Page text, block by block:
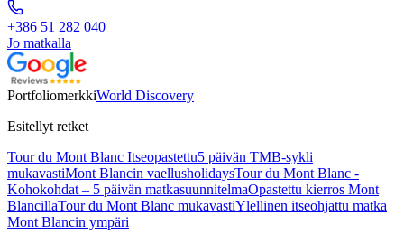
+386 51 282 040
Jo matkalla
PortfoliomerkkiWorld Discovery
Esitellyt retket
Tour du Mont Blanc Itseopastettu5 päivän TMB-sykli
mukavastiMont Blancin vaellusholidaysTour du Mont Blanc -
Kohokohdat – 5 päivän matkasuunnitelmaOpastettu kierros Mont
BlancillaTour du Mont Blanc mukavastiYlellinen itseohjattu matka
Mont Blancin ympäri